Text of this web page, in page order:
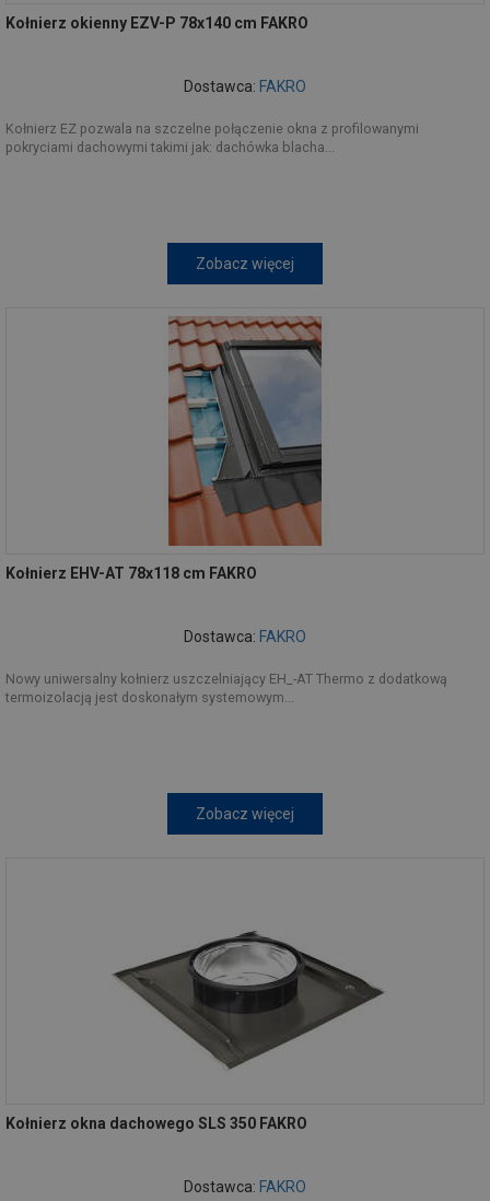
Kołnierz okienny EZV-P 78x140 cm FAKRO
Dostawca: FAKRO
Kołnierz EZ pozwala na szczelne połączenie okna z profilowanymi
pokryciami dachowymi takimi jak: dachówka blacha...
Zobacz więcej
Kołnierz EHV-AT 78x118 cm FAKRO
Dostawca: FAKRO
Nowy uniwersalny kołnierz uszczelniający EH_-AT Thermo z dodatkową
termoizolacją jest doskonałym systemowym...
Zobacz więcej
Kołnierz okna dachowego SLS 350 FAKRO
Dostawca: FAKRO